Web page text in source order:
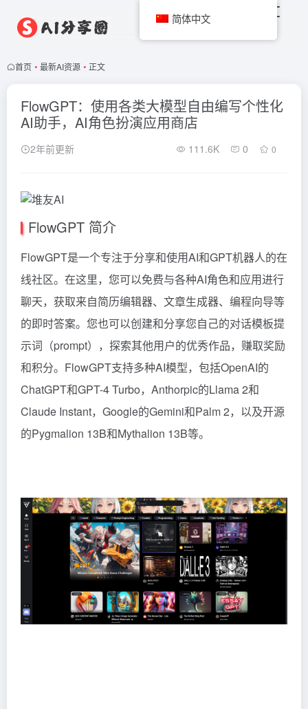
首页 • 最新AI资源 • 正文
FlowGPT：使用各类大模型自由编写个性化
AI助手，AI角色扮演应用商店
2年前更新 111.6K 0 0
FlowGPT 简介
FlowGPT是一个专注于分享和使用AI和GPT机器人的在
线社区。在这里，您可以免费与各种AI角色和应用进行
聊天，获取来自简历编辑器、文章生成器、编程向导等
的即时答案。您也可以创建和分享您自己的对话模板提
示词（prompt），探索其他用户的优秀作品，赚取奖励
和积分。FlowGPT支持多种AI模型，包括OpenAI的
ChatGPT和GPT-4 Turbo，Anthorpic的Llama 2和
Claude Instant，Google的Gemini和Palm 2，以及开源
的Pygmalion 13B和Mythalion 13B等。
简体中文